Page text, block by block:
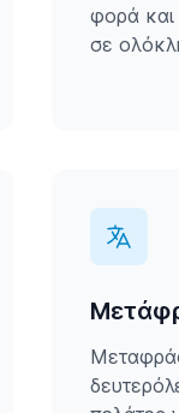
φορά
σε